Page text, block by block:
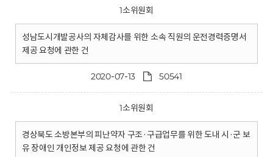
1소위원회
성남도시개발공사의 자체감사를 위한 소속 직원의 운전경력증명서
제공 요청에 관한 건
2020-07-13 50541
1소위원회
경상북도 소방본부의 피난약자 구조·구급업무를 위한 도내 시·군 보
유 장애인 개인정보 제공 요청에 관한 건